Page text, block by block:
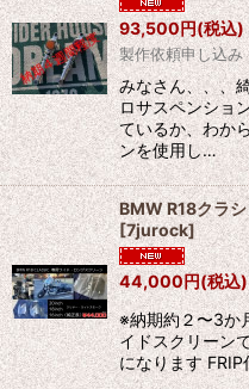
93,500円(税込)
製作依頼申し込み
みなさん、、、
ロサスペンショ
ているか、わか
ンを使用し…
BMW R18クラ
[7jurock]
44,000円(税込)
※納期約２〜3か
イドスクリーン
になります